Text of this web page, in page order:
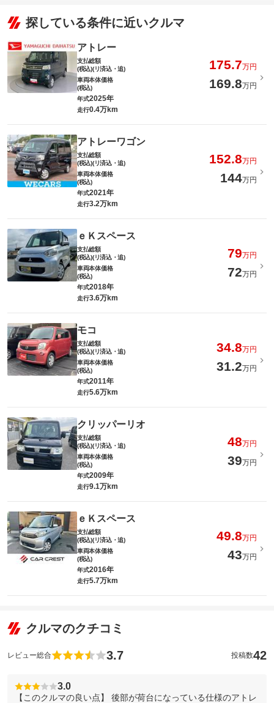
探している条件に近いクルマ
アトレー
支払総額
(税込)(リ済込・追)
175.7万円
車両本体価格
(税込)
169.8万円
年式2025年
走行0.4万km
アトレーワゴン
支払総額
(税込)(リ済込・追)
152.8万円
車両本体価格
(税込)
144万円
年式2021年
走行3.2万km
ｅＫスペース
支払総額
(税込)(リ済込・追)
79万円
車両本体価格
(税込)
72万円
年式2018年
走行3.6万km
モコ
支払総額
(税込)(リ済込・追)
34.8万円
車両本体価格
(税込)
31.2万円
年式2011年
走行5.6万km
クリッパーリオ
支払総額
(税込)(リ済込・追)
48万円
車両本体価格
(税込)
39万円
年式2009年
走行9.1万km
ｅＫスペース
支払総額
(税込)(リ済込・追)
49.8万円
車両本体価格
(税込)
43万円
年式2016年
走行5.7万km
クルマのクチコミ
レビュー総合 3.7 投稿数42
3.0
【このクルマの良い点】 後部が荷台になっている仕様のアトレ